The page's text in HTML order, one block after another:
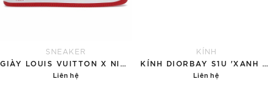
SNEAKER
Liên hệ
KÍNH
Liên hệ